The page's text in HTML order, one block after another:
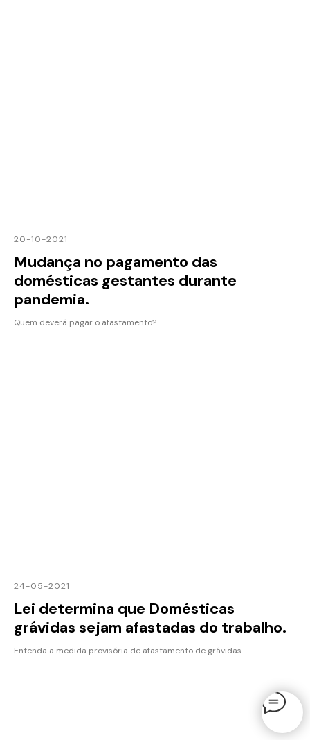
20-10-2021
Mudança no pagamento das
domésticas gestantes durante
pandemia.
Quem deverá pagar o afastamento?
24-05-2021
Lei determina que Domésticas
grávidas sejam afastadas do trabalho.
Entenda a medida provisória de afastamento de grávidas.